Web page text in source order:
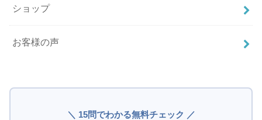
ショップ
お客様の声
＼ 15問でわかる無料チェック ／